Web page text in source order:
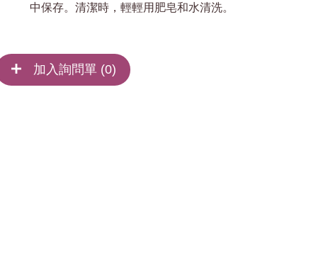
中保存。清潔時，輕輕用肥皂和水清洗。
加入詢問單 (0)